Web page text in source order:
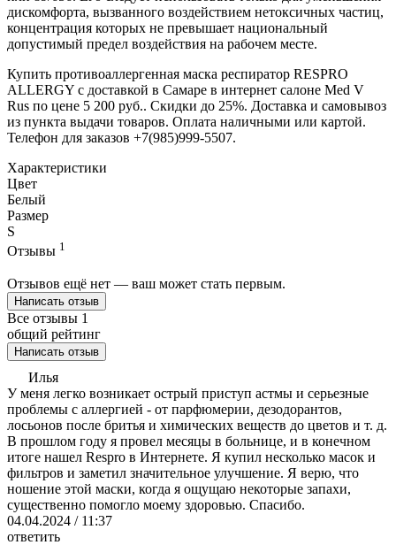
дискомфорта, вызванного воздействием нетоксичных частиц,
концентрация которых не превышает национальный
допустимый предел воздействия на рабочем месте.
Купить противоаллергенная маска респиратор RESPRO
ALLERGY с доставкой в Самаре в интернет салоне Med V
Rus по цене 5 200 руб.. Скидки до 25%. Доставка и самовывоз
из пункта выдачи товаров. Оплата наличными или картой.
Телефон для заказов +7(985)999-5507.
Характеристики
Цвет
Белый
Размер
S
Отзывы 1
Отзывов ещё нет — ваш может стать первым.
Написать отзыв
Все отзывы 1
общий рейтинг
Написать отзыв
Илья
У меня легко возникает острый приступ астмы и серьезные
проблемы с аллергией - от парфюмерии, дезодорантов,
лосьонов после бритья и химических веществ до цветов и т. д.
В прошлом году я провел месяцы в больнице, и в конечном
итоге нашел Respro в Интернете. Я купил несколько масок и
фильтров и заметил значительное улучшение. Я верю, что
ношение этой маски, когда я ощущаю некоторые запахи,
существенно помогло моему здоровью. Спасибо.
04.04.2024 / 11:37
ответить